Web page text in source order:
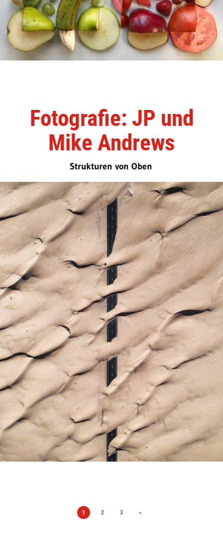
Fotografie: JP und
Mike Andrews
Strukturen von Oben
1 2 3 »